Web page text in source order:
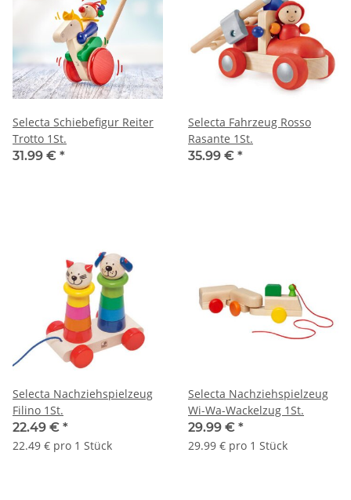
Selecta Schiebefigur Reiter
Trotto 1St.
31.99 € *
Selecta Fahrzeug Rosso
Rasante 1St.
35.99 € *
Selecta Nachziehspielzeug
Filino 1St.
22.49 € *
22.49 € pro 1 Stück
Selecta Nachziehspielzeug
Wi-Wa-Wackelzug 1St.
29.99 € *
29.99 € pro 1 Stück